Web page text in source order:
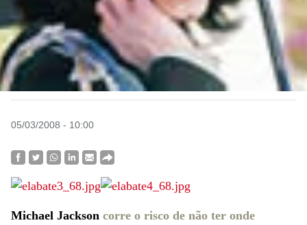
05/03/2008 - 10:00
Michael Jackson corre o risco de não ter onde